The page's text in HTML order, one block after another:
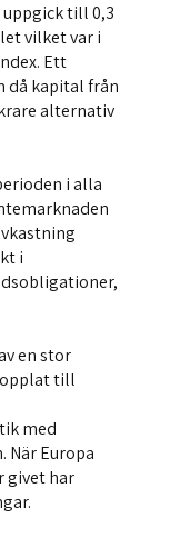
till 0,3
vilket var i
Ett
då kapital från
alternativ
i alla
i
en stor
till
med
När Europa
givet har